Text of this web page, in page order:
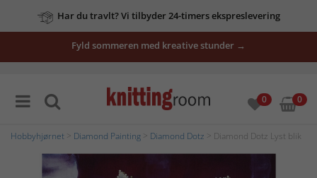
Har du travlt? Vi tilbyder 24-timers ekspreslevering
Fyld sommeren med kreative stunder →
0 0
Hobbyhjørnet Diamond Painting Diamond Dotz > Diamond Dotz Lyst blik